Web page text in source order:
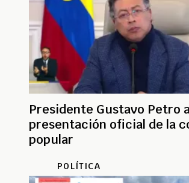
Presidente Gustavo Petro
presentación oficial de la
popular
POLÍTICA